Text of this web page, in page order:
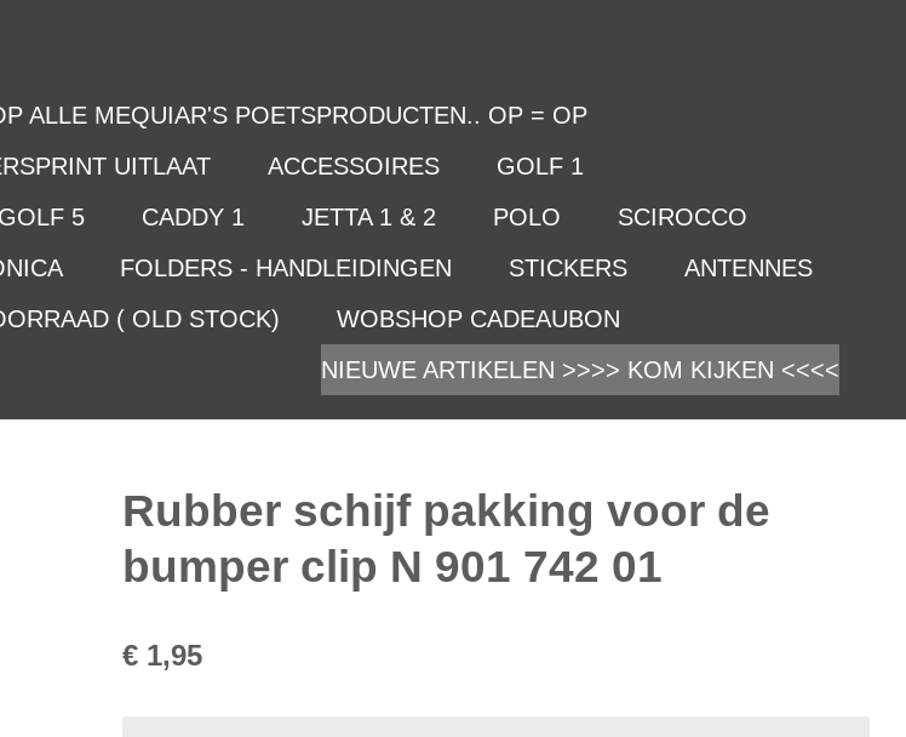
ALLE MEQUIAR'S POETSPRODUCTEN.. OP = OP
UITLAAT ACCESSOIRES
GOLF 1
GOLF 5 CADDY 1 JETTA 1 & 2 POLO
SCIROCCO
FOLDERS - HANDLEIDINGEN STICKERS
ANTENNES
( OLD STOCK)
WOBSHOP CADEAUBON
NIEUWE ARTIKELEN >>>> KOM KIJKEN <<<<
Rubber schijf pakking voor de
bumper clip N 901 742 01
€ 1,95